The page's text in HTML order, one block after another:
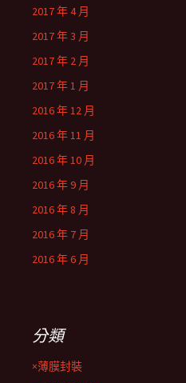
2017 年 4 月
2017 年 3 月
2017 年 2 月
2017 年 1 月
2016 年 12 月
2016 年 11 月
2016 年 10 月
2016 年 9 月
2016 年 8 月
2016 年 7 月
2016 年 6 月
分類
×薄膜封裝